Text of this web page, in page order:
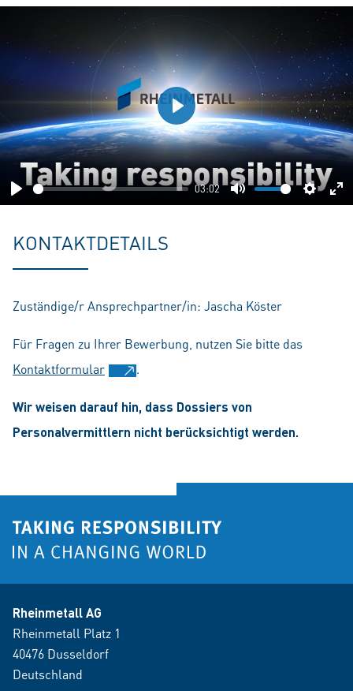
Play
03:02
Mute
Play
KONTAKTDETAILS
Zuständige/r Ansprechpartner/in: Jascha Köster
Für Fragen zu Ihrer Bewerbung, nutzen Sie bitte das
Kontaktformular
.
Wir weisen darauf hin, dass Dossiers von
Personalvermittlern nicht berücksichtigt werden.
Rheinmetall AG
Rheinmetall Platz 1
40476 Dusseldorf
Deutschland